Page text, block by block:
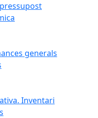
generals
Inventari